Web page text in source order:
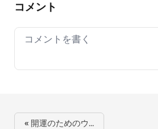
コメント
Your comment
« 開運のためのウ…